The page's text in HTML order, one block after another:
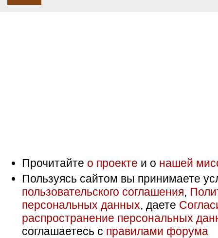
Прочитайте о проекте и о нашей
Пользуясь сайтом вы принимаете
пользовательского соглашения,
персональных данных, даете
распространение персональных
соглашаетесь с правилами форума